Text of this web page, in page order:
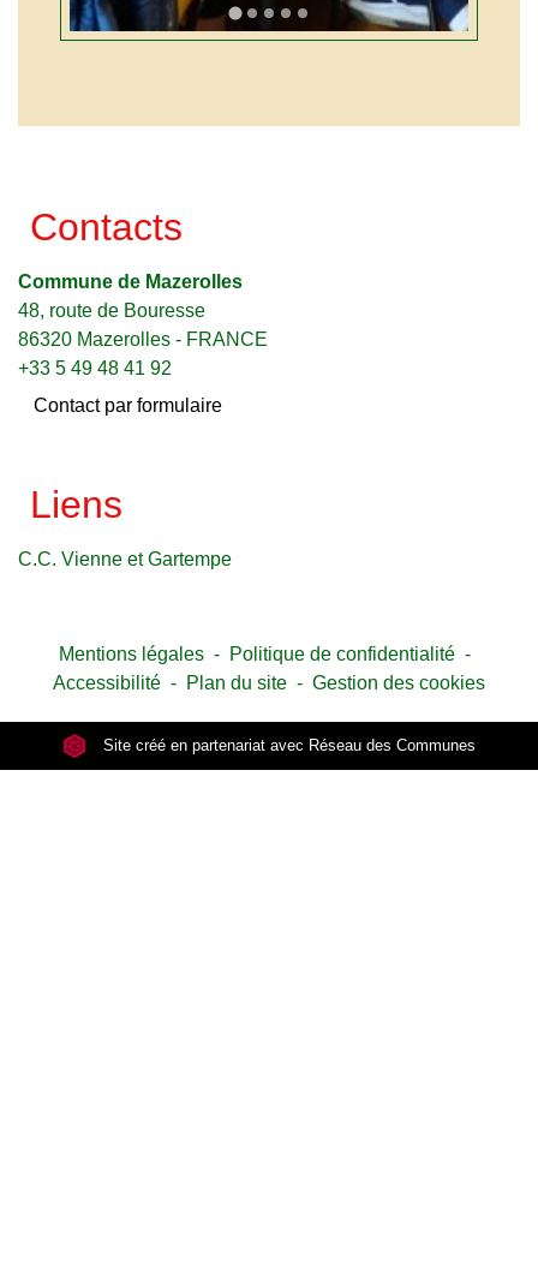
Contacts
Commune de Mazerolles
48, route de Bouresse
86320 Mazerolles - FRANCE
+33 5 49 48 41 92
Contact par formulaire
Liens
C.C. Vienne et Gartempe
Mentions légales - Politique de confidentialité -
Accessibilité - Plan du site - Gestion des cookies
Site créé en partenariat avec Réseau des Communes